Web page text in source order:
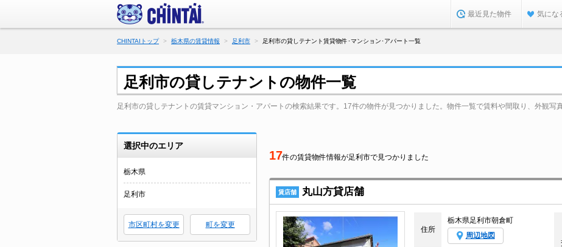
最近見た物件 気にな
CHINTAIトップ 栃木県の賃貸情報 足利市 足利市の貸しテナント賃貸物件･マンション･アパート一覧
足利市の貸しテナントの物件一覧
足利市の貸しテナントの賃貸マンション・アパートの検索結果です。17件の物件が見つかりました。物件一覧で賃料や間取り、外観写
選択中のエリア
栃木県
足利市
市区町村を変更 町を変更
17件の賃貸物件情報が足利市で見つかりました
賃店舗 丸山方貸店舗
住所
栃木県足利市朝倉町
周辺地図